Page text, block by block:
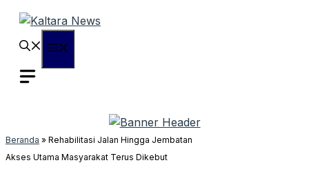
Langsung
Beranda » Rehabilitasi Jalan Hingga Jembatan
Akses Utama Masyarakat Terus Dikebut